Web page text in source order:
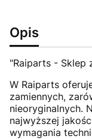
Opis
"Raiparts - Sklep
W Raiparts
zamiennych,
nieoryginalnych.
najwyższej
wymagania